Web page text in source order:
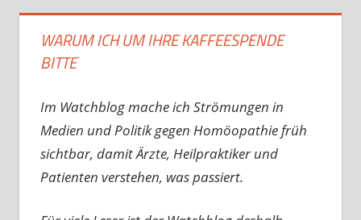
WARUM ICH UM IHRE KAFFEESPENDE
BITTE
Im Watchblog mache ich Strömungen in
Medien und Politik gegen Homöopathie früh
sichtbar, damit Ärzte, Heilpraktiker und
Patienten verstehen, was passiert.